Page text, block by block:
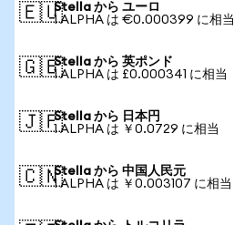
🇪🇺Stella から ユーロ
1 ALPHA は €0.000399 に相当
🇬🇧Stella から 英ポンド
1 ALPHA は £0.000341 に相当
🇯🇵Stella から 日本円
1 ALPHA は ￥0.0729 に相当
🇨🇳Stella から 中国人民元
1 ALPHA は ￥0.003107 に相当